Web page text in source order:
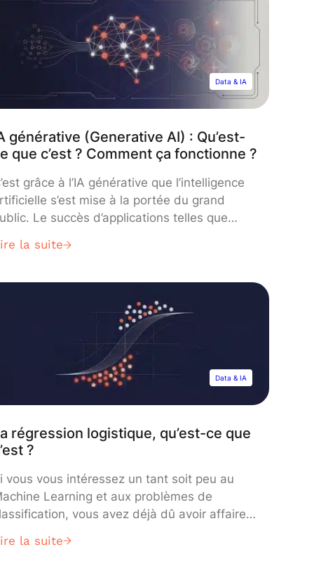
Transformer) […]
Data & IA
générative (Generative AI) : Qu’est-
que c’est ? Comment ça fonctionne ?
grâce à l’IA générative que l’intelligence
s’est mise à la portée du grand
Le succès d’applications telles que
intelligence artificielle en libre service…
(IA) à partir de laquelle n’importe qui
peut créer des contenus inédits de façon […]
la suite
Data & IA
régression logistique, qu’est-ce que
?
vous vous intéressez un tant soit peu au
Learning et aux problèmes de
vous avez déjà dû avoir affaire
! Il s’agit d’un des modèles de Machine
la suite